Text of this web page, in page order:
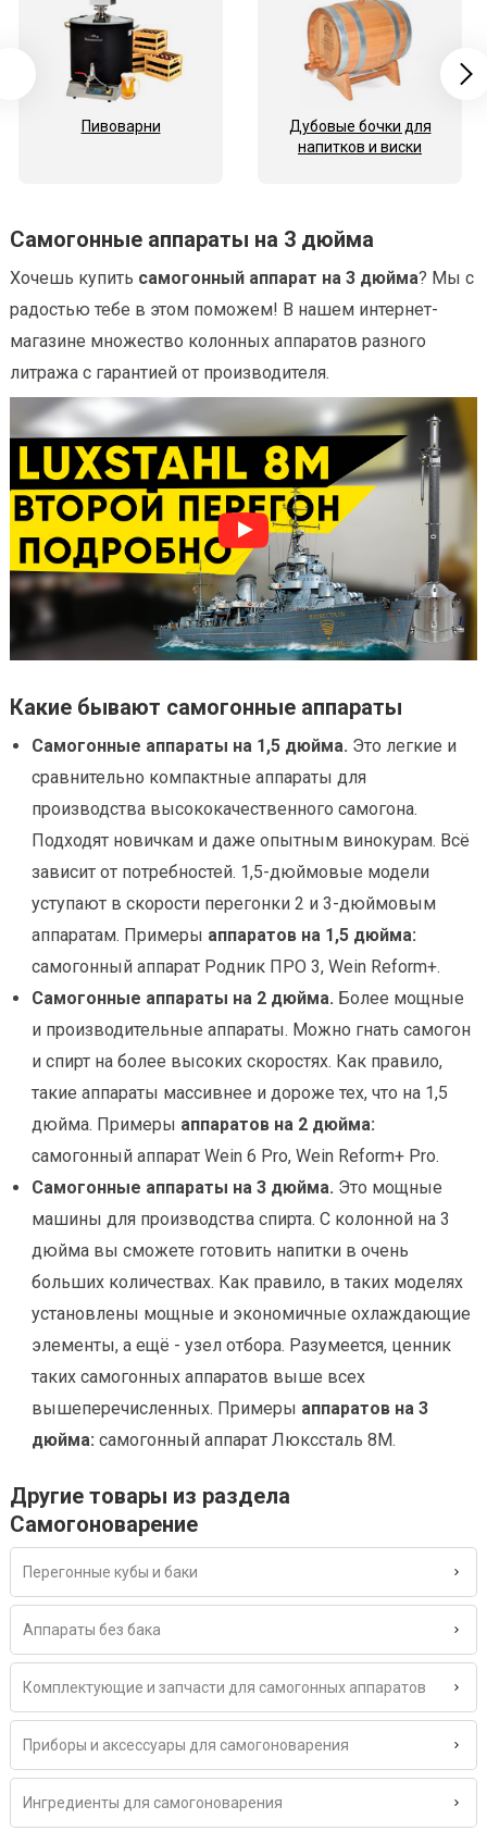
Пивоварни
Дубовые бочки для
напитков и виски
Самогонные аппараты на 3 дюйма
Хочешь купить самогонный аппарат на 3 дюйма? Мы с
радостью тебе в этом поможем! В нашем интернет-
магазине множество колонных аппаратов разного
литража с гарантией от производителя.
Какие бывают самогонные аппараты
Самогонные аппараты на 1,5 дюйма. Это легкие и
сравнительно компактные аппараты для
производства высококачественного самогона.
Подходят новичкам и даже опытным винокурам. Всё
зависит от потребностей. 1,5-дюймовые модели
уступают в скорости перегонки 2 и 3-дюймовым
аппаратам. Примеры аппаратов на 1,5 дюйма:
самогонный аппарат Родник ПРО 3, Wein Reform+.
Самогонные аппараты на 2 дюйма. Более мощные
и производительные аппараты. Можно гнать самогон
и спирт на более высоких скоростях. Как правило,
такие аппараты массивнее и дороже тех, что на 1,5
дюйма. Примеры аппаратов на 2 дюйма:
самогонный аппарат Wein 6 Pro, Wein Reform+ Pro.
Самогонные аппараты на 3 дюйма. Это мощные
машины для производства спирта. С колонной на 3
дюйма вы сможете готовить напитки в очень
больших количествах. Как правило, в таких моделях
установлены мощные и экономичные охлаждающие
элементы, а ещё - узел отбора. Разумеется, ценник
таких самогонных аппаратов выше всех
вышеперечисленных. Примеры аппаратов на 3
дюйма: самогонный аппарат Люкссталь 8М.
Другие товары из раздела
Самогоноварение
Перегонные кубы и баки
Аппараты без бака
Комплектующие и запчасти для самогонных аппаратов
Приборы и аксессуары для самогоноварения
Ингредиенты для самогоноварения